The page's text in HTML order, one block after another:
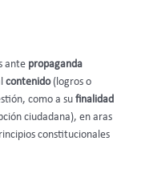
ante propaganda
contenido (logros o
como a su finalidad
ciudadana), en aras
constitucionales